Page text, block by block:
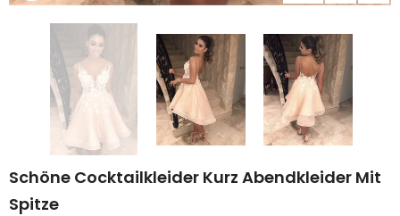
Schöne Cocktailkleider Kurz Abendkleider Mit
Spitze